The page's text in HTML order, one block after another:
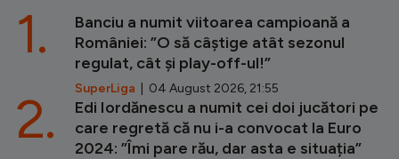
Banciu a numit viitoarea campioană a
României: ”O să câștige atât sezonul
regulat, cât și play-off-ul!”
SuperLiga | 04 August 2026, 21:55
1.
Edi Iordănescu a numit cei doi jucători pe
care regretă că nu i-a convocat la Euro
2024: ”Îmi pare rău, dar asta e situația”
2.